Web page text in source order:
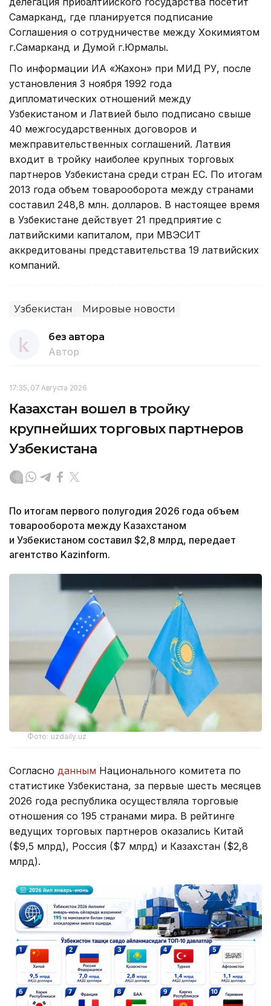
Самарканд, где планируется подписание
Соглашения о сотрудничестве между Хокимиятом
г.Самарканд и Думой г.Юрмалы.
По информации ИА «Жахон» при МИД РУ, после
установления 3 ноября 1992 года
дипломатических отношений между
Узбекистаном и Латвией было подписано свыше
40 межгосударственных договоров и
межправительственных соглашений. Латвия
входит в тройку наиболее крупных торговых
партнеров Узбекистана среди стран ЕС. По итогам
2013 года объем товарооборота между странами
составил 248,8 млн. долларов. В настоящее время
в Узбекистане действует 21 предприятие с
латвийскими капиталом, при МВЭСИТ
аккредитованы представительства 19 латвийских
компаний.
Узбекистан Мировые новости
без автора
Автор
17:35, 07 Августа 2026
Казахстан вошел в тройку
крупнейших торговых партнеров
Узбекистана
По итогам первого полугодия 2026 года объем
товарооборота между Казахстаном
и Узбекистаном составил $2,8 млрд, передает
агентство Kazinform.
Фото: uzdaily.uz
Согласно данным Национального комитета по
статистике Узбекистана, за первые шесть месяцев
2026 года республика осуществляла торговые
отношения со 195 странами мира. В рейтинге
ведущих торговых партнеров оказались Китай
($9,5 млрд), Россия ($7 млрд) и Казахстан ($2,8
млрд).